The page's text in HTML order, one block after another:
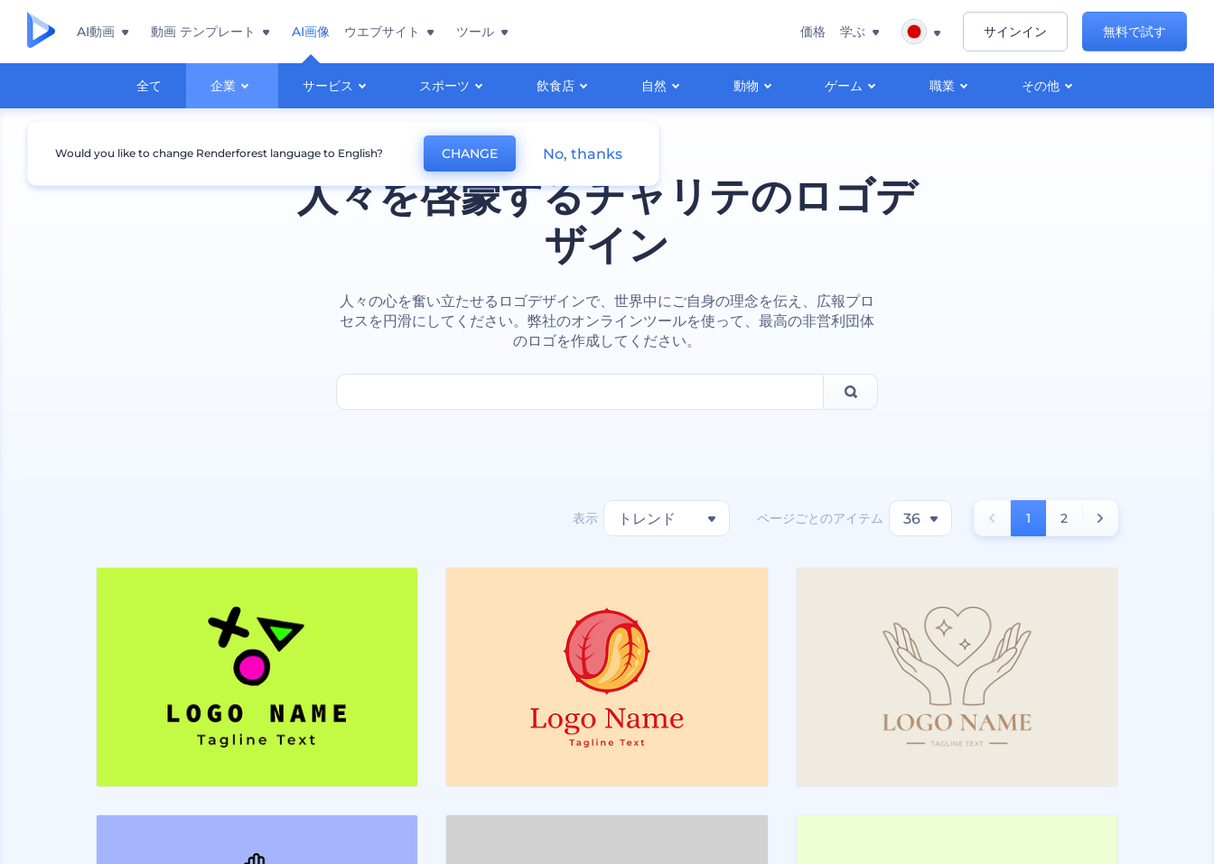
AI動画 動画 テンプレート AI画像
全て 企業 サービス スポーツ 飲食店 自然 動物 ゲーム 職業 その他
ウエブサイト ツール 価格 学ぶ サインイン 無料で試す
人々を啓蒙するチャリテのロゴデ
ザイン
人々の心を奮い立たせるロゴデザインで、世界中にご自身の理念を伝え、広報プロ
セスを円滑にしてください。弊社のオンラインツールを使って、最高の非営利団体
のロゴを作成してください。
表示 トレンド ページごとのアイテム 36 1 2
Would you like to change Renderforest language to English? CHANGE No, thanks